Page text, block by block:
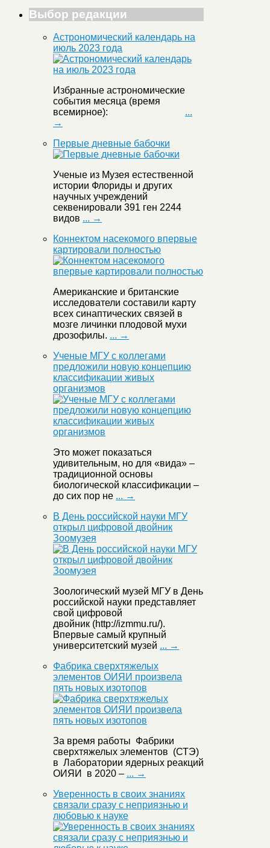
Выбор редакции
Астрономический календарь на
июль 2023 года
Избранные астрономические
события месяца (время
всемирное): ...
→
Первые дневные бабочки
Ученые из Музея естественной
истории Флориды и других
научных учреждений
секвенировали 391 ген 2244
видов ... →
Коннектом насекомого впервые
картировали полностью
Американские и британские
исследователи составили карту
всех синаптических связей в
мозге личинки плодовой мухи
дрозофилы. ... →
Ученые МГУ с коллегами
предложили новую концепцию
классификации живых
организмов
Это может показаться
удивительным, но для «вида» –
традиционной основы
биологической классификации –
до сих пор не ... →
В День российской науки МГУ
открыл цифровой двойник
Зоомузея
Зоологический музей МГУ в День
российской науки представляет
свой цифровой
двойник (http://izmmu.ru/).
Впервые самый крупный
университетский музей ... →
Фабрика сверхтяжелых
элементов ОИЯИ произвела
пять новых изотопов
За время работы Фабрики
сверхтяжелых элементов (СТЭ)
в Лаборатории ядерных реакций
ОИЯИ в 2020 – ... →
Уверенность в своих знаниях
связали сразу с неприязнью и
любовью к науке